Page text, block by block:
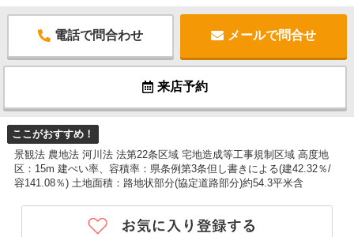
電話で問合わせ メールで問合せ
来店予約
ここがおすすめ！
景観法 農地法 河川法 法第22条区域 宅地造成等工事規制区域 高度地
区：15m 建ぺい率、容積率：県条例第3条但し書きによる(建42.32％/
容141.08％) 土地面積：路地状部分(協定道路部分)約54.3平米含